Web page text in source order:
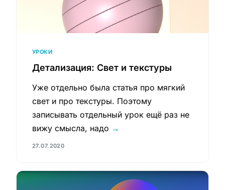
УРОКИ
Детализация: Свет и текстуры
Уже отдельно была статья про мягкий
свет и про текстуры. Поэтому
записывать отдельный урок ещё раз не
вижу смысла, надо →
27.07.2020